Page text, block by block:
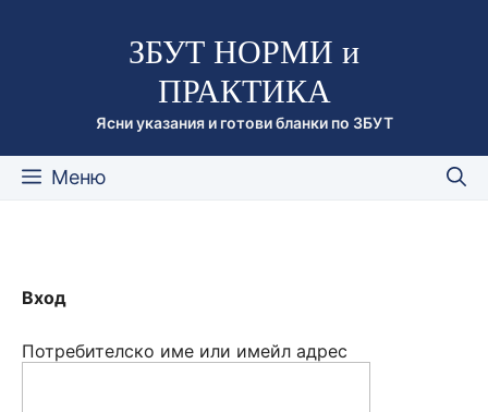
съдържаниетоЗБУТ НОРМИ и
ПРАКТИКА
Ясни указания и готови бланки по ЗБУТ
Меню
Вход
Потребителско име или имейл адрес